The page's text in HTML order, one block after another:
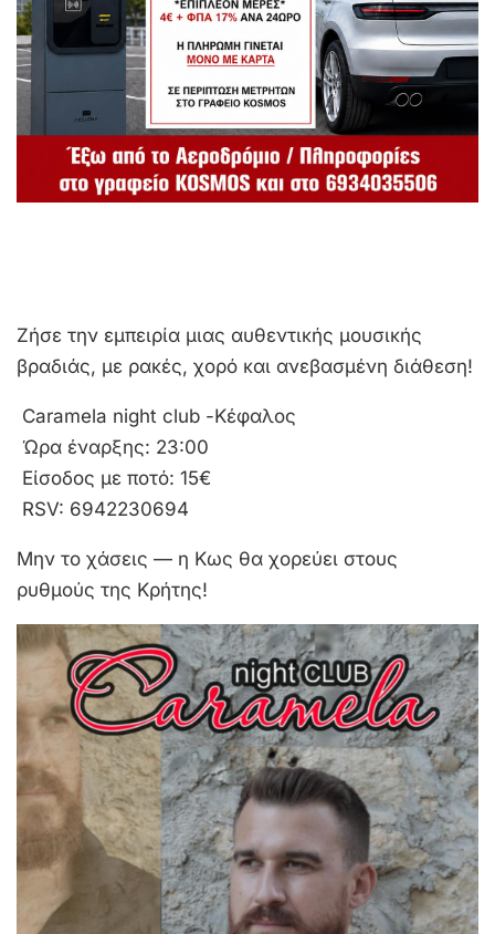
Ζήσε την εμπειρία μιας αυθεντικής μουσικής
βραδιάς, με ρακές, χορό και ανεβασμένη διάθεση!
Caramela night club -Κέφαλος
Ώρα έναρξης: 23:00
Είσοδος με ποτό: 15€
RSV: 6942230694
Μην το χάσεις — η Κως θα χορεύει στους
ρυθμούς της Κρήτης!